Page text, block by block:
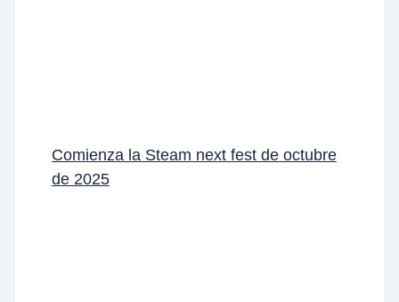
Comienza la Steam next fest de octubre
de 2025